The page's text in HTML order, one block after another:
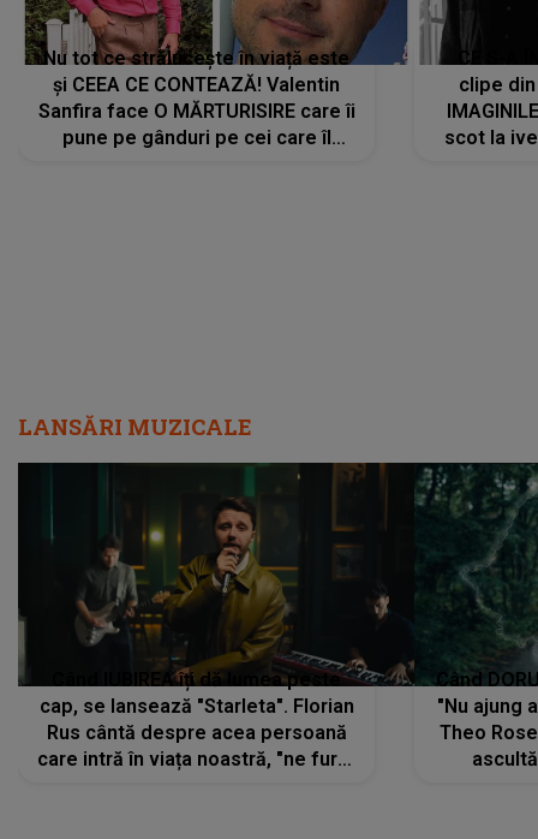
Nu tot ce strălucește în viață este
și CEEA CE CONTEAZĂ! Valentin
Sanfira face O MĂRTURISIRE care îi
pune pe gânduri pe cei care îl
CE S-A
clipe
scot la
LANSĂRI MUZICALE
Când IUBIREA îți dă lumea peste
cap, se lansează "Starleta". Florian
Rus cântă despre acea persoană
care intră în viața noastră, "ne fură"
Când
"Nu ajung
Theo